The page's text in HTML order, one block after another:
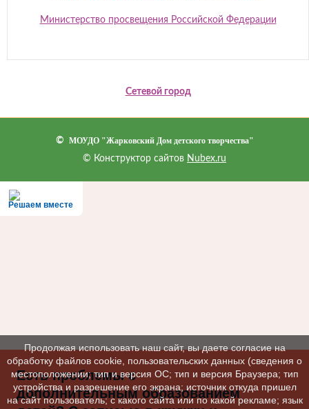
Министерство просвещения Российской Федерации
Сетевой город
© МОУДО "Жарковский Дом детского творчества"
© Конструктор сайтов Nubex.ru
Решаем вместе
Есть проблемы с
дополнительным образованием
Продолжая использовать наш сайт, вы даете согласие на
обработку файлов cookie, пользовательских данных (сведения о
местоположении; тип и версия ОС; тип и версия Браузера; тип
устройства и разрешение его экрана; источник откуда пришел
на сайт пользователь; с какого сайта или по какой рекламе; язык